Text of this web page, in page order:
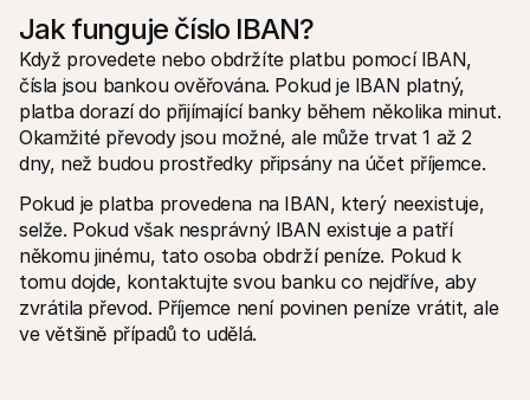
Jak funguje číslo IBAN?
Když provedete nebo obdržíte platbu pomocí IBAN,
čísla jsou bankou ověřována. Pokud je IBAN platný,
platba dorazí do přijímající banky během několika minut.
Okamžité převody jsou možné, ale může trvat 1 až 2
dny, než budou prostředky připsány na účet příjemce.
Pokud je platba provedena na IBAN, který neexistuje,
selže. Pokud však nesprávný IBAN existuje a patří
někomu jinému, tato osoba obdrží peníze. Pokud k
tomu dojde, kontaktujte svou banku co nejdříve, aby
zvrátila převod. Příjemce není povinen peníze vrátit, ale
ve většině případů to udělá.